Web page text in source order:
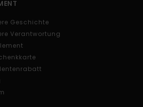
Geschichte
Verantwortung